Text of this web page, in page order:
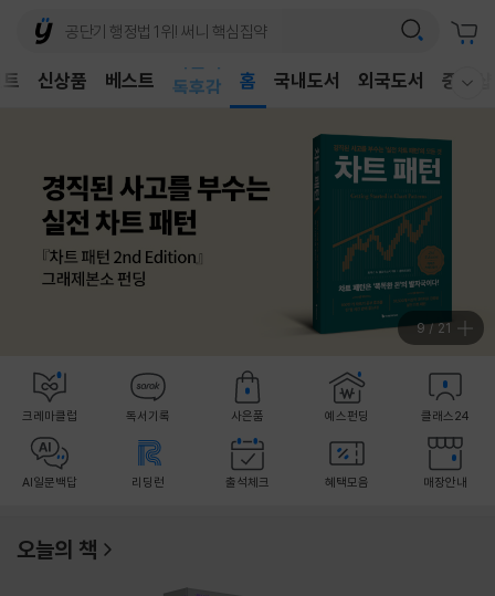
신상품 베스트
독후감
홈 국내도서 외국도서 중고샵
10/21
크레마클럽 독서기록 사은품 예스펀딩 클래스24
AI일문백답 리딩런 출석체크 혜택모음 매장안내
오늘의 책